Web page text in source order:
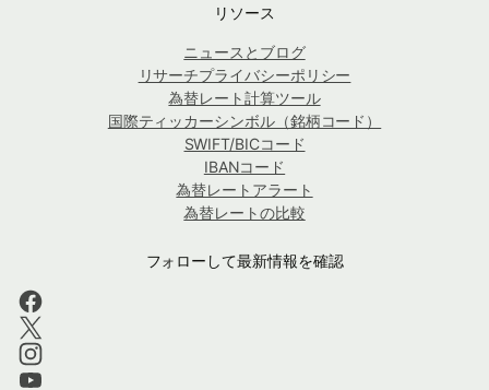
リソース
ニュースとブログ
リサーチプライバシーポリシー
為替レート計算ツール
国際ティッカーシンボル（銘柄コード）
SWIFT/BICコード
IBANコード
為替レートアラート
為替レートの比較
フォローして最新情報を確認